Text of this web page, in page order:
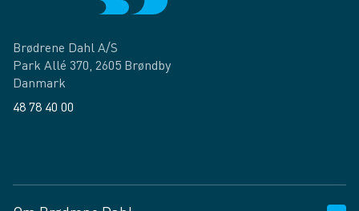
Brødrene Dahl A/S
Park Allé 370, 2605 Brøndby
Danmark
48 78 40 00